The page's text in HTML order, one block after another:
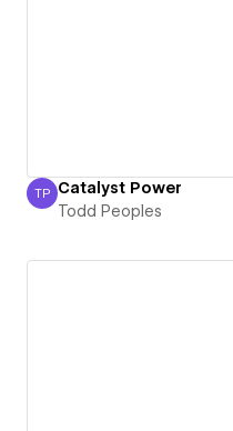
Todd Peoples
TP Catalyst Power
Todd Peoples